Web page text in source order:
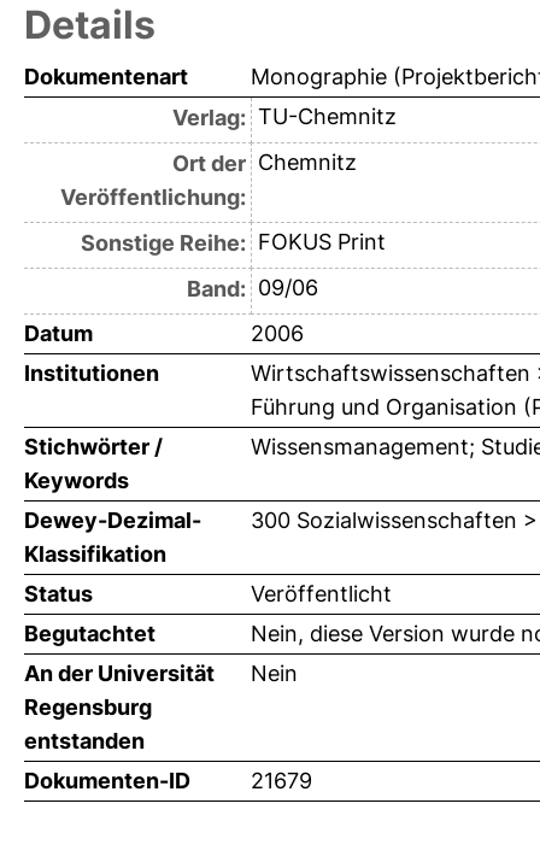
Details
Dokumentenart
Monographie
Verlag: TU-Chemnitz
Ort der
Veröffentlichung:
Chemnitz
Sonstige Reihe: FOKUS Print
Band: 09/06
Datum
2006
Institutionen
Führung und Organisation
Stichwörter /
Keywords
Wissensmanagement;
Dewey-Dezimal-
Klassifikation
300 Sozialwissenschaften
Status
Veröffentlicht
Begutachtet
Nein, diese Version wurde
An der Universität
Regensburg
entstanden
Nein
Dokumenten-ID 21679